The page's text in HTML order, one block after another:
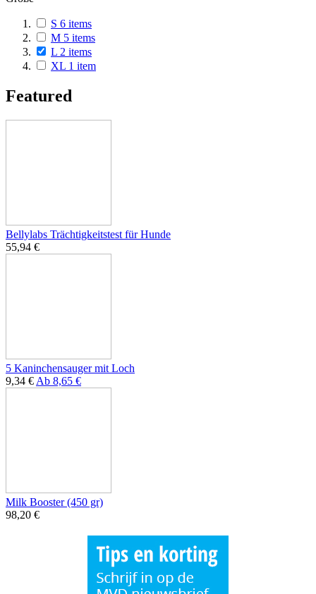
S 6 items
M 5 items
L 2 items
XL 1 item
Featured
Bellylabs Trächtigkeitstest für Hunde
55,94 €
5 Kaninchensauger mit Loch
9,34 € Ab 8,65 €
Milk Booster (450 gr)
98,20 €